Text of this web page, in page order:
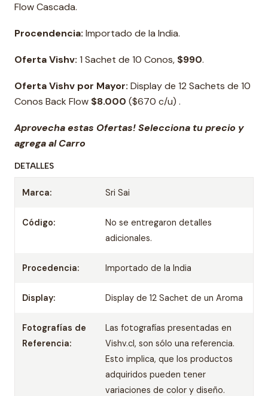
Flow Cascada.
Procendencia: Importado de la India.
Oferta Vishv: 1 Sachet de 10 Conos, $990.
Oferta Vishv por Mayor: Display de 12 Sachets de 10
Conos Back Flow $8.000 ($670 c/u) .
Aprovecha estas Ofertas! Selecciona tu precio y
agrega al Carro
DETALLES
Marca: Sri Sai
Código:
No se entregaron detalles
adicionales.
Procedencia: Importado de la India
Display: Display de 12 Sachet de un Aroma
Fotografías de
Referencia:
Las fotografías presentadas en
Vishv.cl, son sólo una referencia.
Esto implica, que los productos
adquiridos pueden tener
variaciones de color y diseño.